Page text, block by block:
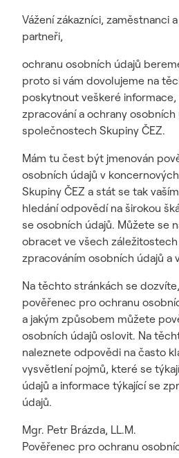
Vážení zákazníci, zaměstnanci
partneři,
ochranu osobních údajů
proto si vám dovolujeme na
poskytnout veškeré
zpracování a ochrany
společnostech Skupiny
Mám tu čest být jmenován
osobních údajů v
Skupiny ČEZ a stát se tak
hledání odpovědí na širokou
se osobních údajů. Můžete se
obracet ve všech
zpracováním osobních údajů a
Na těchto stránkách se
pověřenec pro ochranu
a jakým způsobem můžete
osobních údajů oslovit. Na
naleznete odpovědi na často
vysvětlení pojmů, které se
údajů a informace týkající se
údajů.
Mgr. Petr Brázda, LL.M.
Pověřenec pro ochranu